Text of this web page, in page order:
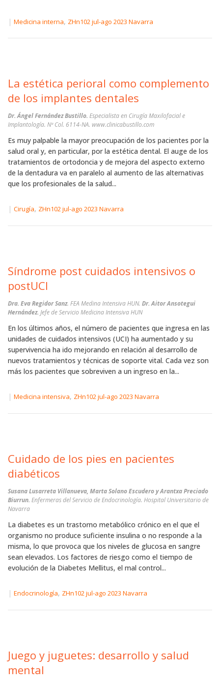
| Medicina interna, ZHn102 jul-ago 2023 Navarra
La estética perioral como complemento
de los implantes dentales
Dr. Ángel Fernández Bustillo. Especialista en Cirugía Maxilofacial e
Implantología. Nª Col. 6114-NA. www.clinicabustillo.com
Es muy palpable la mayor preocupación de los pacientes por la
salud oral y, en particular, por la estética dental. El auge de los
tratamientos de ortodoncia y de mejora del aspecto externo
de la dentadura va en paralelo al aumento de las alternativas
que los profesionales de la salud...
| Cirugía, ZHn102 jul-ago 2023 Navarra
Síndrome post cuidados intensivos o
postUCI
Dra. Eva Regidor Sanz. FEA Medina Intensiva HUN. Dr. Aitor Ansotegui
Hernández. Jefe de Servicio Medicina Intensiva HUN
En los últimos años, el número de pacientes que ingresa en las
unidades de cuidados intensivos (UCI) ha aumentado y su
supervivencia ha ido mejorando en relación al desarrollo de
nuevos tratamientos y técnicas de soporte vital. Cada vez son
más los pacientes que sobreviven a un ingreso en la...
| Medicina intensiva, ZHn102 jul-ago 2023 Navarra
Cuidado de los pies en pacientes
diabéticos
Susana Lusarreta Villanueva, Marta Solano Escudero y Arantxa Preciado
Biurrun. Enfermeras del Servicio de Endocrinología. Hospital Universitario de
Navarra
La diabetes es un trastorno metabólico crónico en el que el
organismo no produce suficiente insulina o no responde a la
misma, lo que provoca que los niveles de glucosa en sangre
sean elevados. Los factores de riesgo como el tiempo de
evolución de la Diabetes Mellitus, el mal control...
| Endocrinología, ZHn102 jul-ago 2023 Navarra
Juego y juguetes: desarrollo y salud
mental